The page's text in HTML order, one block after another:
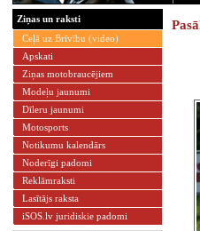
Ziņas un raksti
Ceļā uz Brīvību (video)
Apskati
Ziņas motobraucējiem
Modeļu jaunumi
Dīleru jaunumi
Motosports
Notikumu kalendārs
Noderīgi padomi
Reklāmraksti
Lasītājs raksta
iSOS.lv juridiskie padomi